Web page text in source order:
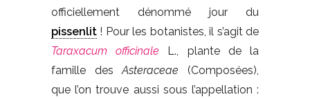
officiellement dénommé jour du
pissenlit ! Pour les botanistes, il s’agit de
Taraxacum officinale L., plante de la
famille desAsteraceae (Composées),
que l’on trouve aussi sous l’appellation :